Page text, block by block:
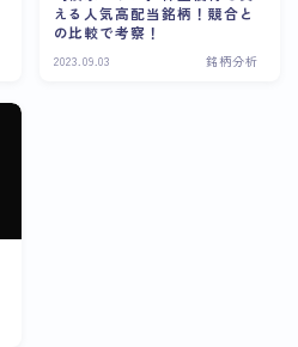
える人気高配当銘柄！競合と
の比較で考察！
2023.09.03 銘柄分析